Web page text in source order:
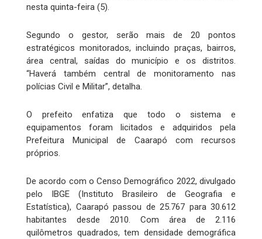
nesta quinta-feira (5).
Segundo o gestor, serão mais de 20 pontos
estratégicos monitorados, incluindo praças, bairros,
área central, saídas do município e os distritos.
“Haverá também central de monitoramento nas
polícias Civil e Militar”, detalha.
O prefeito enfatiza que todo o sistema e
equipamentos foram licitados e adquiridos pela
Prefeitura Municipal de Caarapó com recursos
próprios.
De acordo com o Censo Demográfico 2022, divulgado
pelo IBGE (Instituto Brasileiro de Geografia e
Estatística), Caarapó passou de 25.767 para 30.612
habitantes desde 2010. Com área de 2.116
quilômetros quadrados, tem densidade demográfica